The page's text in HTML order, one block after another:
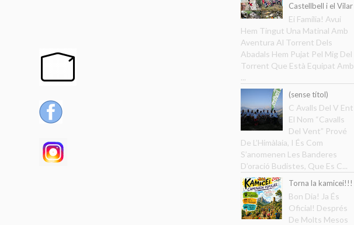
Castellbell i el Vilar
Ei Família! Avui
Hem Tingut Una Matinal Amb
Aventura Al Torrent Dels
Abadals Hem Pujat Pel Mig Del
Torrent Que Està Equipat Amb
...
(sense títol)
C Avalls Del V Ent
El Nom “Cavalls
Del Vent” Prové
De L’Himàlaia, I És Com
S’anomenen Les Banderes
D’oració Budistes, Que Es C...
Torna la kamicei!!!
Bon Dia! Ja És
Oficial! Després
De Molts Mesos